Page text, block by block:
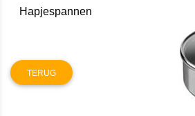
Hapjespannen
TERUG